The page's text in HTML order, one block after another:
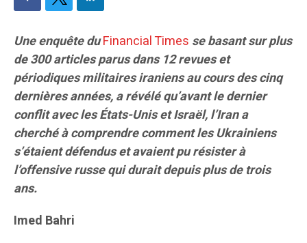
Une enquête duFinancial Times se basant sur plus
de 300 articles parus dans 12 revues et
périodiques militaires iraniens au cours des cinq
dernières années, a révélé qu’avant le dernier
conflit avec les États-Unis et Israël, l’Iran a
cherché à comprendre comment les Ukrainiens
s’étaient défendus et avaient pu résister à
l’offensive russe qui durait depuis plus de trois
ans.
Imed Bahri